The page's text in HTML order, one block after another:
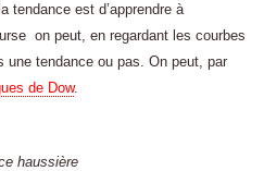
tendance est d’apprendre à
on peut, en regardant les courbes
une tendance ou pas. On peut, par
de Dow.
haussière